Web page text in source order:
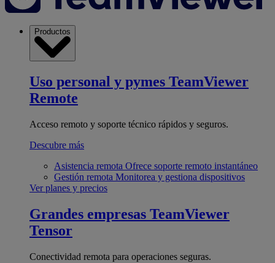
Productos
Uso personal y pymes TeamViewer
Remote
Acceso remoto y soporte técnico rápidos y seguros.
Descubre más
Asistencia remota Ofrece soporte remoto instantáneo
Gestión remota Monitorea y gestiona dispositivos
Ver planes y precios
Grandes empresas TeamViewer
Tensor
Conectividad remota para operaciones seguras.